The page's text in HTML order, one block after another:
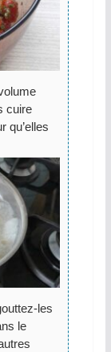
cuire
qu’elles
les
le